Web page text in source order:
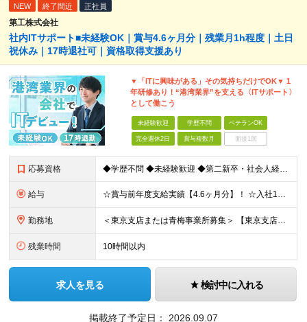
NEW 終了間近 正社員
第工株式会社
社内ITサポート■未経験OK｜賞与4.6ヶ月分｜残業月1h程度｜土日
祝休み｜17時退社可｜資格取得支援あり
▼「ITに興味がある」その気持ちだけでOK▼ 1
年研修あり！“港湾業界”を支える〈ITサポート〉
として働こう
未経験歓迎 学歴不問 ベテランOK
完全週休2日 賞与複数月 面接1回
応募資格 ◆学歴不問 ◆未経験歓迎 ◆第二新卒・社会人経験の浅い方も歓迎 日本語でのビジネス文書作成・電話対応が 支障なく行える方であれば大丈夫です◎ ＼IT知識ゼロからスタートOK／ 応募に専門スキルや資
給与 ☆賞与前年度支給実績【4.6ヶ月分】！ ☆入社1年目から【年収400万円】可！ 月給23万5,000円～30万5,000円＋諸手当＋賞与年2回 ※経験・スキルを考慮して決定します。 ※上記には一律
勤務地 ＜東京支店または青梅事業所募集＞ 【東京支店】 東京都千代田区神田東松下町41-1 H1O神田 【青梅事業所】 東京都江東区青海3-2-17 ワールド流通センター内504号室 ※勤務先はご希望を
残業時間 10時間以内
求人を見る 検討中に入れる
掲載終了予定日： 2026.09.07